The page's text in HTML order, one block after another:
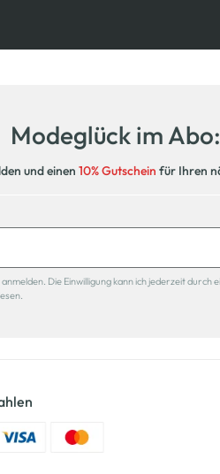
Modeglück im
und einen 10% Gutschein für Ihren
Die Einwilligung kann ich jederzeit